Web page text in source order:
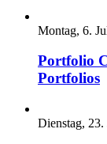
Montag, 6.
Portfolio
Portfolios
Dienstag,